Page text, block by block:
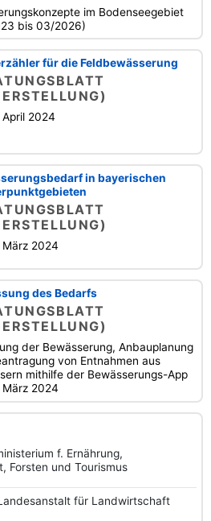
im Bodenseegebiet
bis 03/2026)
für die Feldbewässerung
2024
in bayerischen
2024
des Bedarfs
der Bewässerung, Anbauplanung
von Entnahmen aus
mithilfe der Bewässerungs-App
2024
f. Ernährung,
Forsten und Tourismus
für Landwirtschaft